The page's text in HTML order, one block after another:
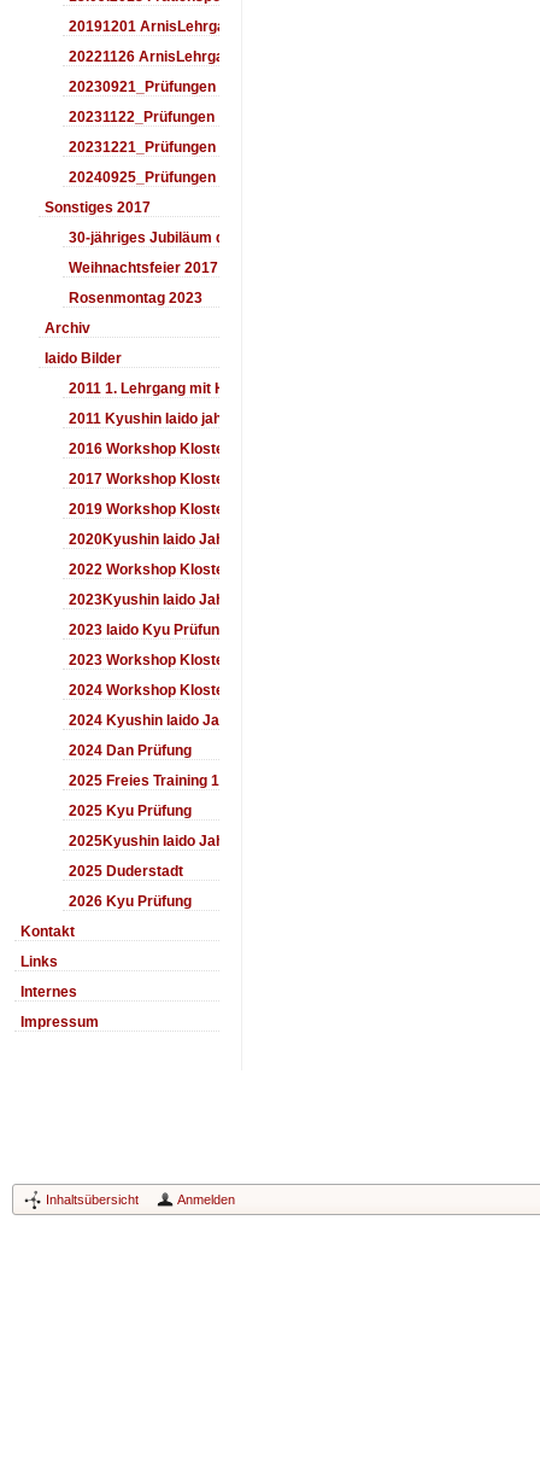
20191201 ArnisLehrgang
20221126 ArnisLehrgang
20230921_Prüfungen
20231122_Prüfungen
20231221_Prüfungen
20240925_Prüfungen
Sonstiges 2017
30-jähriges Jubiläum des Aiki-Dojo's 2017
Weihnachtsfeier 2017
Rosenmontag 2023
Archiv
Iaido Bilder
2011 1. Lehrgang mit Headmaster Ralf Gumpfer
2011 Kyushin Iaido jahrestreffen
2016 Workshop Kloster Duderstadt
2017 Workshop Kloster Duderstadt
2019 Workshop Kloster Duderstadt
2020Kyushin Iaido Jahrestreffen
2022 Workshop Kloster Duderstadt
2023Kyushin Iaido Jahrestreffen
2023 Iaido Kyu Prüfung
2023 Workshop Kloster Duderstadt
2024 Workshop Kloster Duderstadt
2024 Kyushin Iaido Jahrestreffen
2024 Dan Prüfung
2025 Freies Training 17:00-18:00 Uhr
2025 Kyu Prüfung
2025Kyushin Iaido Jahrestreffen
2025 Duderstadt
2026 Kyu Prüfung
Kontakt
Links
Internes
Impressum
Inhaltsübersicht Anmelden